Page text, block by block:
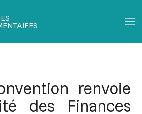
renvoie
des Finances